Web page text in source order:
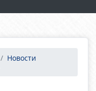
Новости